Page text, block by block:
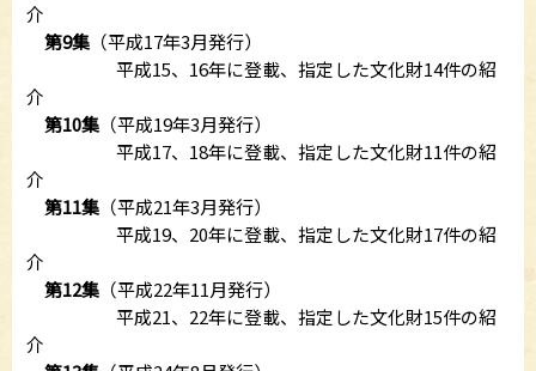
介
第9集 （平成17年3月発行）
平成15、16年に登載、指定した文化財14件の紹
介
第10集 （平成19年3月発行）
平成17、18年に登載、指定した文化財11件の紹
介
第11集 （平成21年3月発行）
平成19、20年に登載、指定した文化財17件の紹
介
第12集 （平成22年11月発行）
平成21、22年に登載、指定した文化財15件の紹
介